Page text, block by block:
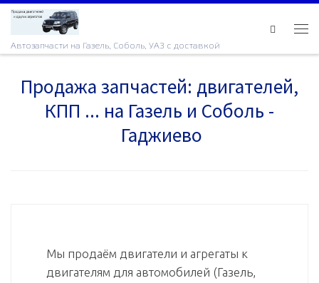
Skip to content
Автозапчасти на Газель, Соболь, УАЗ с доставкой
Продажа запчастей: двигателей,
КПП ... на Газель и Соболь -
Гаджиево
Мы продаём двигатели и агрегаты к
двигателям для автомобилей (Газель,